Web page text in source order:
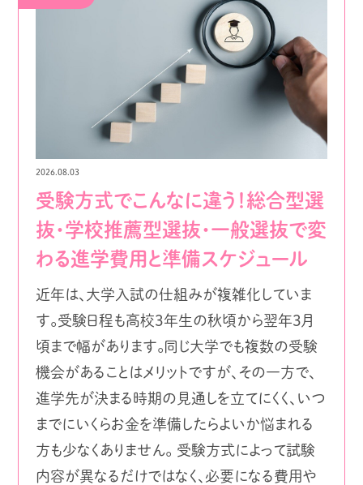
2026.08.03
受験方式でこんなに違う！総合型選
抜・学校推薦型選抜・一般選抜で変
わる進学費用と準備スケジュール
近年は、大学入試の仕組みが複雑化していま
す。受験日程も高校3年生の秋頃から翌年3月
頃まで幅があります。同じ大学でも複数の受験
機会があることはメリットですが、その一方で、
進学先が決まる時期の見通しを立てにくく、いつ
までにいくらお金を準備したらよいか悩まれる
方も少なくありません。 受験方式によって試験
内容が異なるだけではなく、必要になる費用や